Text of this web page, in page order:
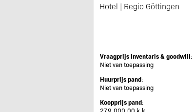
Hotel | Regio Göttingen
Vraagprijs inventaris & goodwill:
Niet van toepassing
Huurprijs pand:
Niet van toepassing
Koopprijs pand:
279.000,00 k.k.